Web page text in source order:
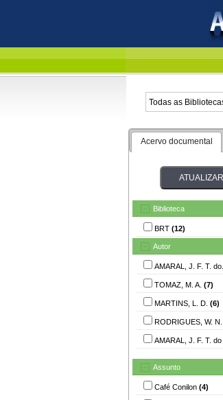
Acervo documental
Biblioteca
BRT (12)
Autor
AMARAL, J. F. T. do.
TOMAZ, M. A. (7)
MARTINS, L. D. (6)
RODRIGUES, W. N.
AMARAL, J. F. T. do
Assunto
Café Conilon (4)